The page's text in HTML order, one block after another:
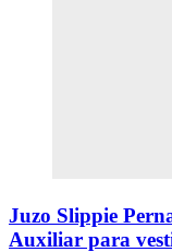
Juzo Slippie
Auxiliar para